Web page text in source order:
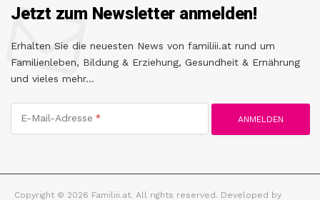
Jetzt zum Newsletter anmelden!
Erhalten Sie die neuesten News von familiii.at rund um
Familienleben, Bildung & Erziehung, Gesundheit & Ernährung
und vieles mehr...
E-Mail-Adresse
Copyright © 2026 Familiii.at. All rights reserved. Developed by